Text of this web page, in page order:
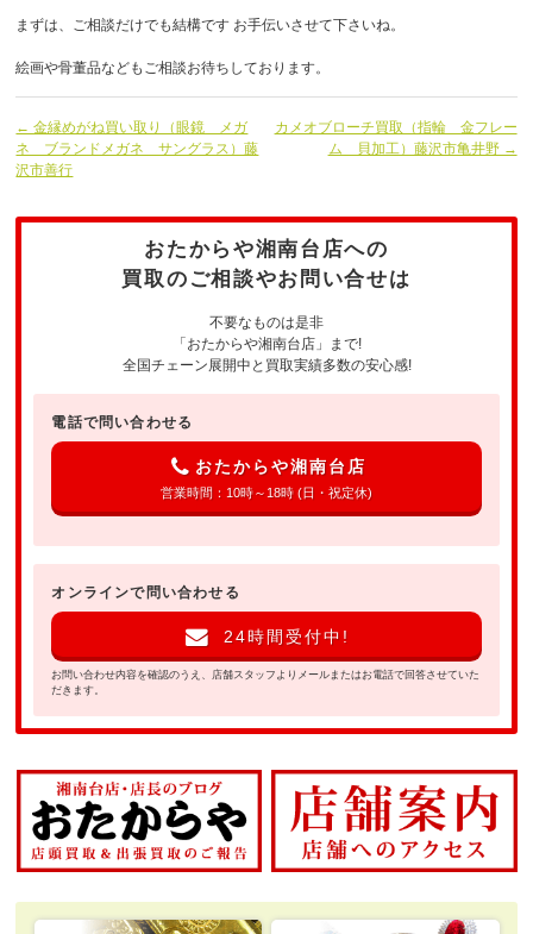
まずは、ご相談だけでも結構です お手伝いさせて下さいね。
絵画や骨董品などもご相談お待ちしております。
← 金縁めがね買い取り（眼鏡 メガ
ネ ブランドメガネ サングラス）藤
沢市善行
カメオブローチ買取（指輪 金フレー
ム 貝加工）藤沢市亀井野 →
おたからや湘南台店への
買取のご相談やお問い合せは
不要なものは是非
「おたからや湘南台店」まで!
全国チェーン展開中と買取実績多数の安心感!
電話で問い合わせる
おたからや湘南台店
営業時間：10時～18時 (日・祝定休)
オンラインで問い合わせる
24時間受付中!
お問い合わせ内容を確認のうえ、店舗スタッフよりメールまたはお電話で回答させていた
だきます。